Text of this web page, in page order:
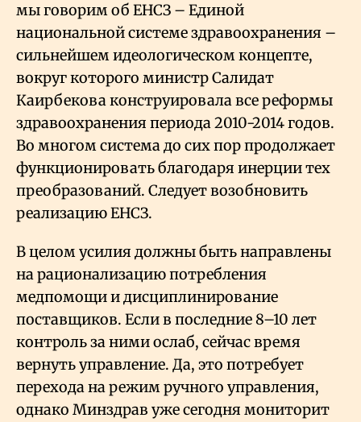
мы говорим об ЕНСЗ – Единой
национальной системе здравоохранения –
сильнейшем идеологическом концепте,
вокруг которого министр Салидат
Каирбекова конструировала все реформы
здравоохранения периода 2010-2014 годов.
Во многом система до сих пор продолжает
функционировать благодаря инерции тех
преобразований. Следует возобновить
реализацию ЕНСЗ.
В целом усилия должны быть направлены
на рационализацию потребления
медпомощи и дисциплинирование
поставщиков. Если в последние 8–10 лет
контроль за ними ослаб, сейчас время
вернуть управление. Да, это потребует
перехода на режим ручного управления,
однако Минздрав уже сегодня мониторит